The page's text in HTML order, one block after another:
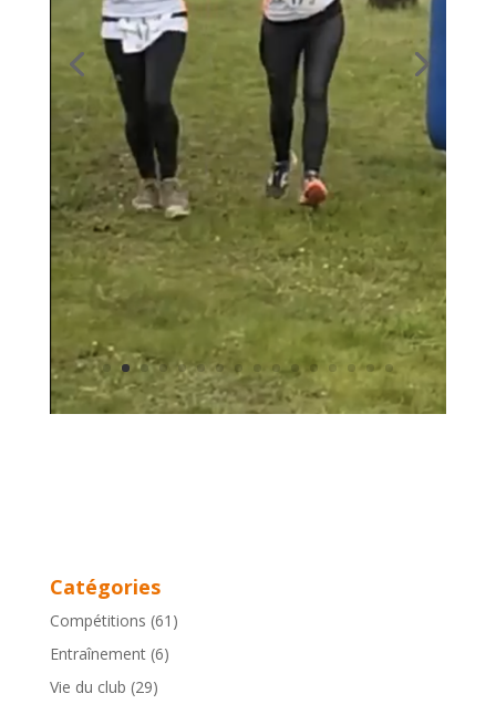
Catégories
Compétitions (61)
Entraînement(6)
Vie du club (29)